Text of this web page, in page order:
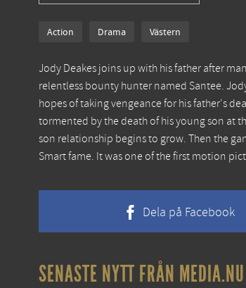
Action Drama Västern
Jody Deakes joins up with his father after
relentless bounty hunter named Santee.
hopes of taking vengeance for his father's
tormented by the death of his young son at
son relationship begins to grow. Then the
Smart fame. It was one of the first motion
Dela på Facebook
SENASTE NYTT FRÅN MEDIA.NU